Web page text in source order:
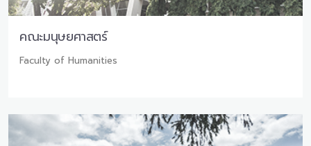
คณะมนุษยศาสตร์
Faculty of Humanities